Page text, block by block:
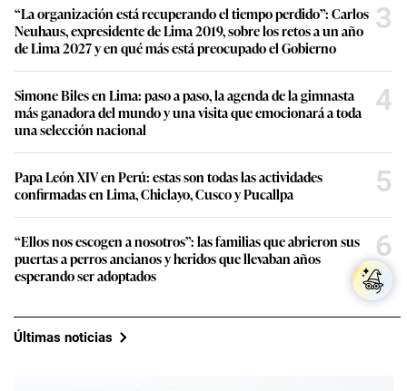
“La organización está recuperando el tiempo perdido”: Carlos
Neuhaus, expresidente de Lima 2019, sobre los retos a un año
de Lima 2027 y en qué más está preocupado el Gobierno
3
Simone Biles en Lima: paso a paso, la agenda de la gimnasta
más ganadora del mundo y una visita que emocionará a toda
una selección nacional
4
Papa León XIV en Perú: estas son todas las actividades
confirmadas en Lima, Chiclayo, Cusco y Pucallpa
5
“Ellos nos escogen a nosotros”: las familias que abrieron sus
puertas a perros ancianos y heridos que llevaban años
esperando ser adoptados
6
Últimas noticias